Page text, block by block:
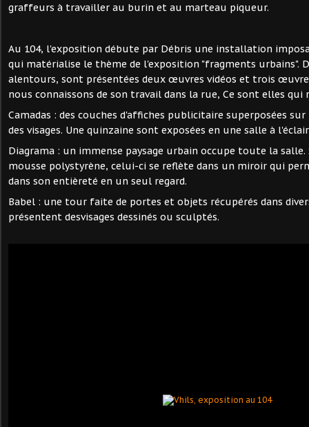
graffeurs à travailler au burin et au marteau piqueur.
Au 104, l'exposition débute par Débris une installation
qui matérialise le thème de l'exposition "fragments urbains".
alentours, sont présentées deux œuvres vidéos et trois
nous connaissons de son travail dans la rue, Ce sont elles
Camadas : des couches d'affiches publicitaire superposées
des visages. Une quinzaine sont exposées en une salle à
Diagrama : un immense paysage urbain occupe toute la salle.
mousse polystyrène, celui-ci se reflète dans un miroir qui
dans son entièreté en un seul regard.
Babel : une tour faite de portes et objets récupérés dans
présentent desvisages dessinés ou sculptés.